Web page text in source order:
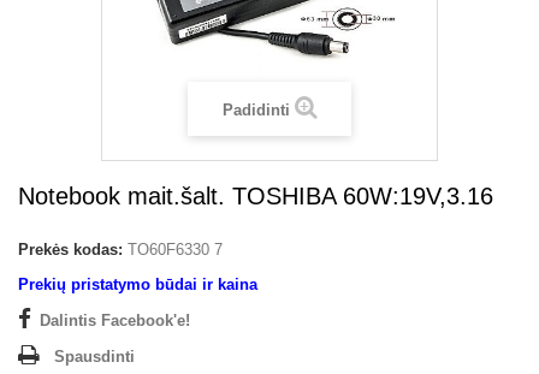
Padidinti
Notebook mait.šalt. TOSHIBA 60W:19V,3.16
Prekės kodas: TO60F6330 7
Prekių pristatymo būdai ir kaina
Dalintis Facebook'e!
Spausdinti